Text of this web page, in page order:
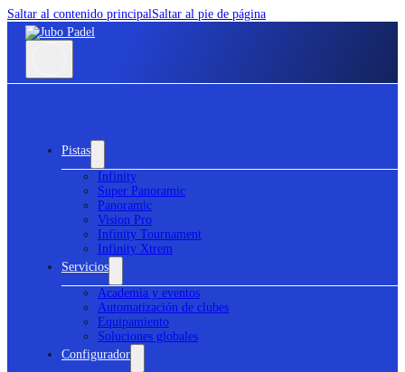
Saltar al contenido principalSaltar al pie de página
Pistas
Infinity
Super Panoramic
Panoramic
Vision Pro
Infinity Tournament
Infinity Xtrem
Servicios
Academia y eventos
Automatización de clubes
Equipamiento
Soluciones globales
Configurador